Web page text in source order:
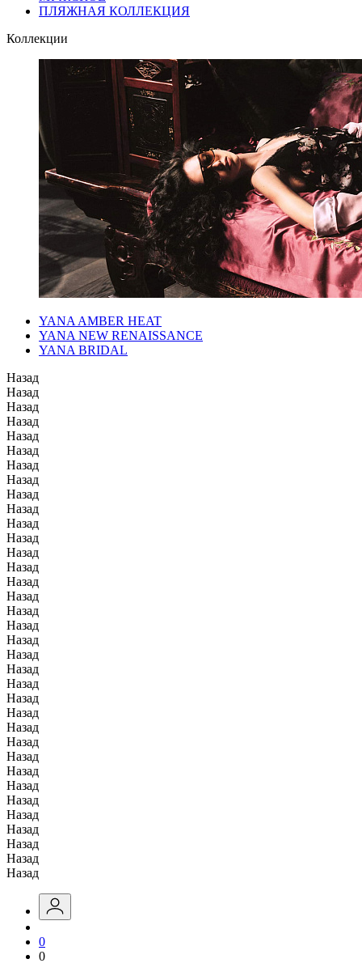
ПЛЯЖНАЯ КОЛЛЕКЦИЯ
Коллекции
YANA AMBER HEAT
YANA NEW RENAISSANCE
YANA BRIDAL
Назад
Назад
Назад
Назад
Назад
Назад
Назад
Назад
Назад
Назад
Назад
Назад
Назад
Назад
Назад
Назад
Назад
Назад
Назад
Назад
Назад
Назад
Назад
Назад
Назад
Назад
Назад
Назад
Назад
Назад
Назад
Назад
Назад
Назад
Назад
0
0